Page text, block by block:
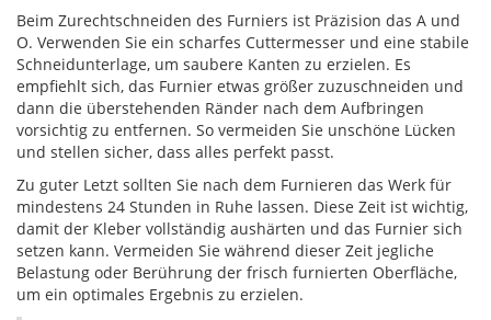
Beim Zurechtschneiden des Furniers ist Präzision das A und
O. Verwenden Sie ein scharfes Cuttermesser und eine stabile
Schneidunterlage, um saubere Kanten zu erzielen. Es
empfiehlt sich, das Furnier etwas größer zuzuschneiden und
dann die überstehenden Ränder nach dem Aufbringen
vorsichtig zu entfernen. So vermeiden Sie unschöne Lücken
und stellen sicher, dass alles perfekt passt.
Zu guter Letzt sollten Sie nach dem Furnieren das Werk für
mindestens 24 Stunden in Ruhe lassen. Diese Zeit ist wichtig,
damit der Kleber vollständig aushärten und das Furnier sich
setzen kann. Vermeiden Sie während dieser Zeit jegliche
Belastung oder Berührung der frisch furnierten Oberfläche,
um ein optimales Ergebnis zu erzielen.